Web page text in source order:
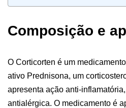
Composição e
O Corticorten é um
ativo Prednisona, um
apresenta ação anti-
antialérgica. O medicamento é